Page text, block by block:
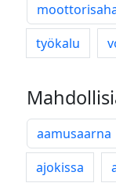
työkalu
aamusaarna
ajokissa